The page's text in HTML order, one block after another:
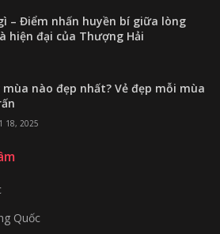
– Điểm nhấn huyền bí giữa lòng
hiện đại của Thượng Hải
mùa nào đẹp nhất? Vẻ đẹp mỗi mùa
18, 2025
Quốc